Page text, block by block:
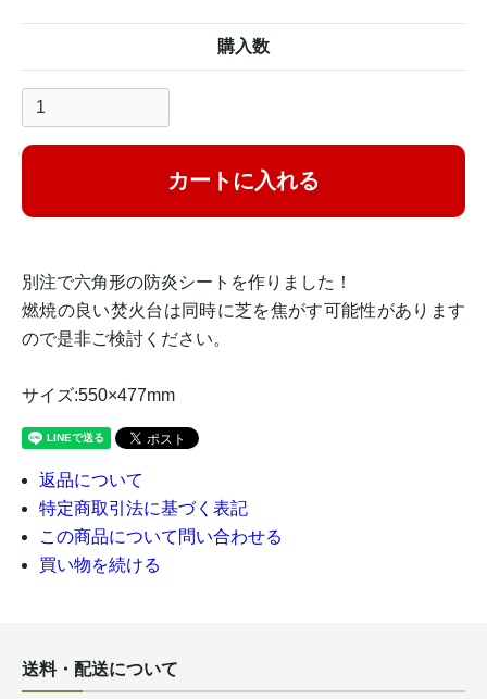
購入数
カートに入れる
別注で六角形の防炎シートを作りました！
燃焼の良い焚火台は同時に芝を焦がす可能性があります
ので是非ご検討ください。
サイズ:550×477mm
返品について
特定商取引法に基づく表記
この商品について問い合わせる
買い物を続ける
送料・配送について